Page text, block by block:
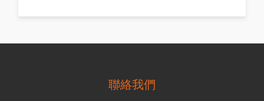
聯絡我們